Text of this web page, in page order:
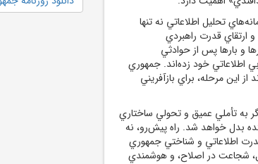
تحليل اطلاعاتي نه تنها
قدرت راهبردي
و بارها پس از حوادثي
اطلاعاتي خود زده‌اند. جمهوري
اين مرحله، براي بازآفريني
حاصل نبرد اطلاعاتي در جنگ 12 روزه، اگر به تأملي عميق و تحولي ساختاري
بدل خواهد شد. راه پيش‌رو، نه
اطلاعاتي و شناختي جمهوري
شجاعت در اصلاح، و هوشمندي